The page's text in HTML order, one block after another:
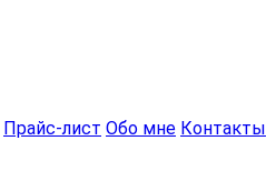
Прайс-лист Обо мне Контакты